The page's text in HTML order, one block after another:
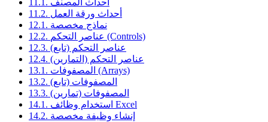
11.1. أحداث المصنف
11.2. أحداث ورقة العمل
12.1. نماذج مخصصة
12.2. عناصر التحكم (Controls)
12.3. عناصر التحكم (تابع)
12.4. عناصر التحكم (التمارين)
13.1. المصفوفات (Arrays)
13.2. المصفوفات (تابع)
13.3. المصفوفات (تمارين)
14.1. استخدام وظائف Excel
14.2. إنشاء وظيفة مخصصة